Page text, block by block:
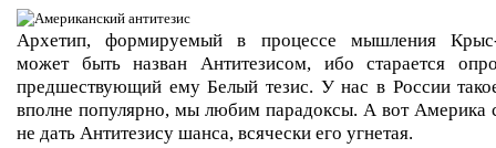
Архетип, формируемый в процессе мышления
может быть назван Антитезисом, ибо старается
предшествующий ему Белый тезис. У нас в России
вполне популярно, мы любим парадоксы. А вот Америка
не дать Антитезису шанса, всячески его угнетая.